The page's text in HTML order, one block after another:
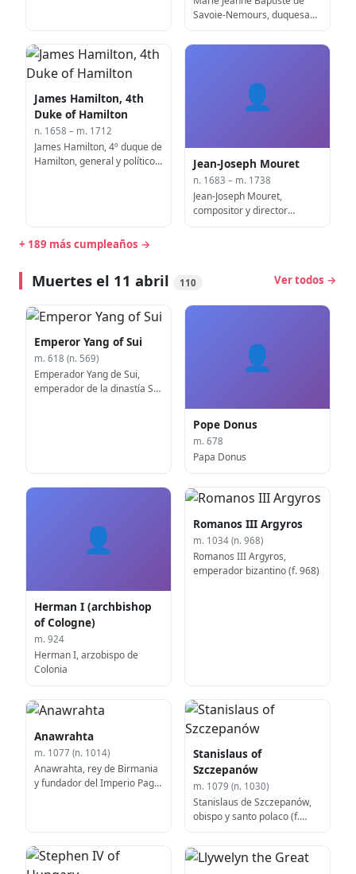
Savoie-Nemours, duquesa
James Hamilton, 4th
Duke of Hamilton
n. 1658 – m. 1712
James Hamilton, 4º duque de
Hamilton, general y político
👤
Jean-Joseph Mouret
n. 1683 – m. 1738
Jean-Joseph Mouret,
compositor y director
+ 189 más cumpleaños →
Muertes el 11 abril 110 Ver todos →
Emperor Yang of Sui
m. 618 (n. 569)
Emperador Yang de Sui,
emperador de la dinastía Sui
👤
Pope Donus
m. 678
Papa Donus
👤
Herman I (archbishop
of Cologne)
m. 924
Herman I, arzobispo de
Colonia
Romanos III Argyros
m. 1034 (n. 968)
Romanos III Argyros,
emperador bizantino (f. 968)
Anawrahta
m. 1077 (n. 1014)
Anawrahta, rey de Birmania
y fundador del Imperio Paga
Stanislaus of
Szczepanów
m. 1079 (n. 1030)
Stanislaus de Szczepanów,
obispo y santo polaco (f.